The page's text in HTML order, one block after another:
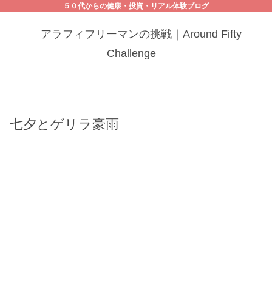
５０代からの健康・投資・リアル体験ブログ
アラフィフリーマンの挑戦｜Around Fifty
Challenge
七夕とゲリラ豪雨